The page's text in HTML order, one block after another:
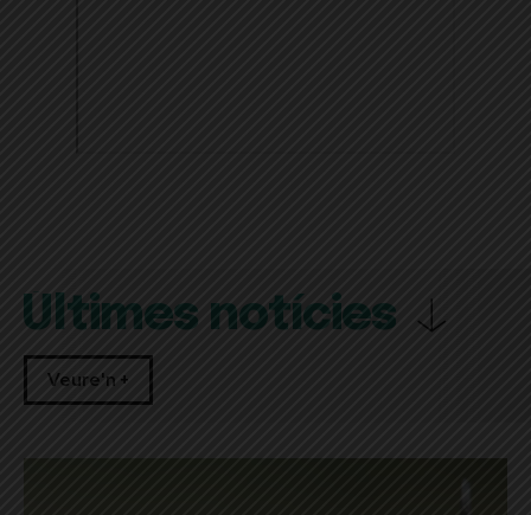
Últimes notícies
Veure'n +